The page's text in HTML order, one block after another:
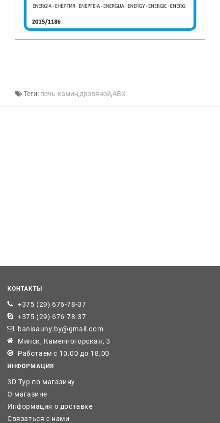
Теги: печь-камин,дровяной,ABX
КОНТАКТЫ
+375 (29) 676-78-37
+375 (29) 676-78-37
banisauny.by@gmail.com
Минск, Каменногорская, 3
Работаем с 10.00 до 18.00
ИНФОРМАЦИЯ
3D Тур по магазину
О магазине
Информация о доставке
Связаться с нами